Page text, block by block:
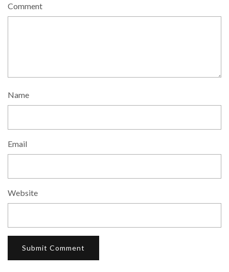
Comment
Name
Email
Website